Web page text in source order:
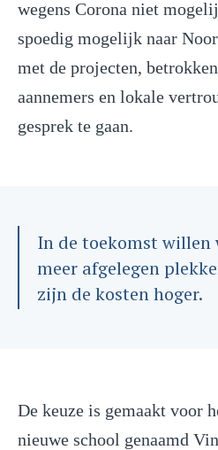
wegens Corona niet
spoedig mogelijk naar
met de projecten,
aannemers en lokale
gesprek te gaan.
In de toekomst willen
meer afgelegen
zijn de kosten hoger.
De keuze is gemaakt voor
nieuwe school genaamd